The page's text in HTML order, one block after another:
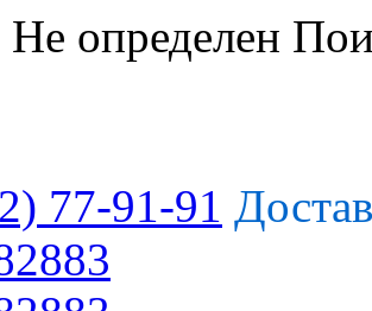
Не определен
77-91-91